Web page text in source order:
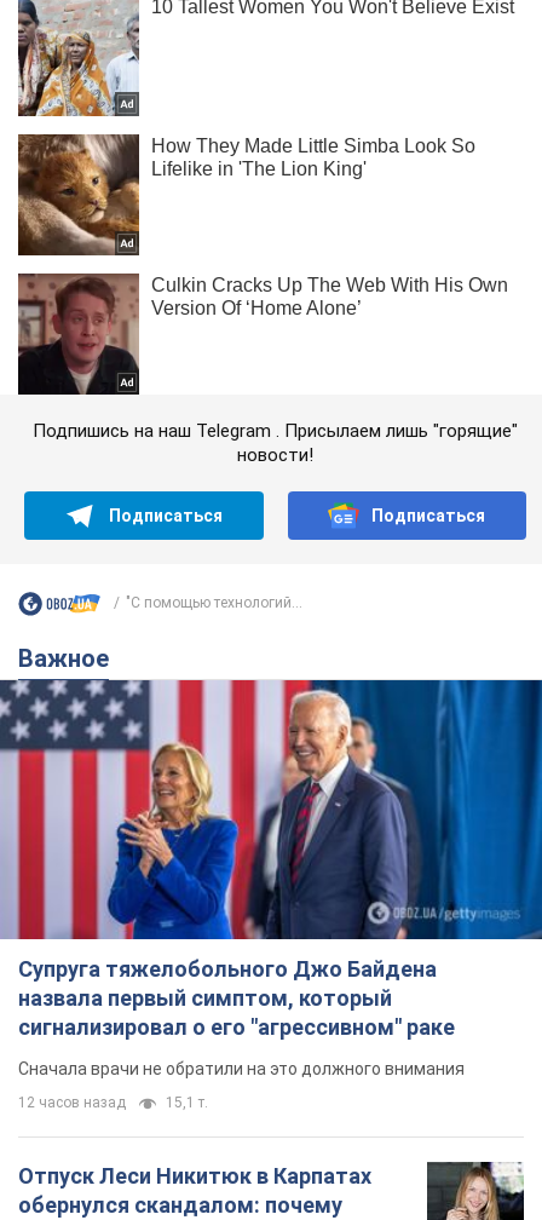
Подпишись на наш Telegram . Присылаем лишь "горящие"
новости!
Подписаться Подписаться
"С помощью технологий...
Важное
Супруга тяжелобольного Джо Байдена
назвала первый симптом, который
сигнализировал о его "агрессивном" раке
Сначала врачи не обратили на это должного внимания
12 часов назад 15,1 т.
Отпуск Леси Никитюк в Карпатах
обернулся скандалом: почему